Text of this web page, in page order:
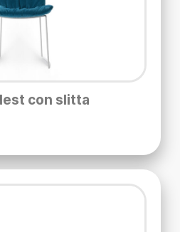
con slitta